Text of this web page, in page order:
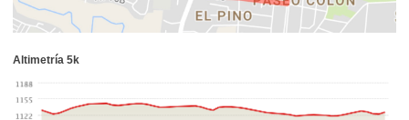
Altimetría 5k